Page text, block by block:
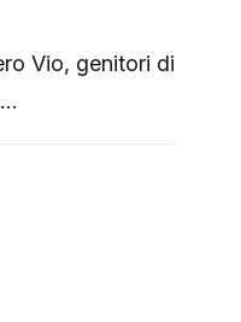
Vio, genitori di